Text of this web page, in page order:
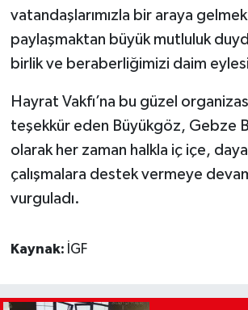
vatandaşlarımızla bir araya
paylaşmaktan büyük mutluluk
birlik ve beraberliğimizi daim
Hayrat Vakfı’na bu güzel
teşekkür eden Büyükgöz, Gebze
olarak her zaman halkla iç içe,
çalışmalara destek vermeye
vurguladı.
Kaynak: İGF